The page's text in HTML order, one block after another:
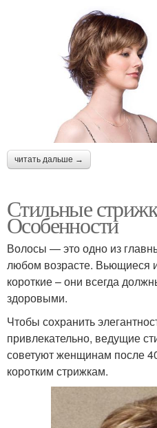
читать дальше →
Стильные
Особенности
Волосы — это одно из
любом возрасте. Вьющиеся
короткие – они всегда
здоровыми.
Чтобы сохранить
привлекательно, ведущие
советуют женщинам после
коротким стрижкам.